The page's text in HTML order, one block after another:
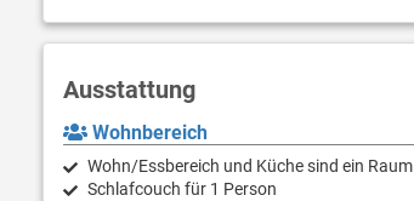
Ausstattung
Wohnbereich
Wohn/Essbereich und Küche sind ein Raum
Schlafcouch für 1 Person